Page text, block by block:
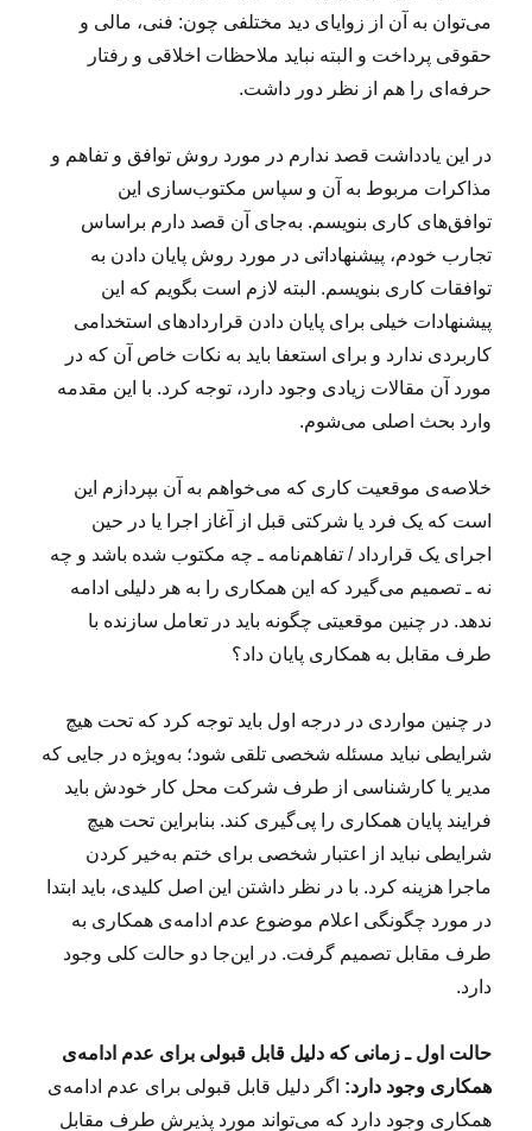
می‌توان به آن از زوایای دید مختلفی چون: فنی، مالی و
حقوقی پرداخت و البته نباید ملاحظات اخلاقی و رفتار
حرفه‌ای را هم از نظر دور داشت.
در این یادداشت قصد ندارم در مورد روش توافق و تفاهم و
مذاکرات مربوط به آن و سپاس مکتوب‌سازی این
توافق‌‌های کاری بنویسم. به‌جای آن قصد دارم براساس
تجارب خودم، پیشنهاداتی در مورد روش پایان دادن به
توافقات کاری بنویسم. البته لازم است بگویم که این
پیشنهادات خیلی برای پایان دادن قراردادهای استخدامی
کاربردی ندارد و برای استعفا باید به نکات خاص آن که در
مورد آن مقالات زیادی وجود دارد، توجه کرد. با این مقدمه
وارد بحث اصلی می‌شوم.
خلاصه‌ی موقعیت کاری که می‌خواهم به آن بپردازم این
است که یک فرد یا شرکتی قبل از آغاز اجرا یا در حین
اجرای یک قرارداد / تفاهم‌نامه ـ چه مکتوب شده باشد و چه
نه ـ تصمیم می‌گیرد که این همکاری را به هر دلیلی ادامه
ندهد. در چنین موقعیتی چگونه باید در تعامل سازنده با
طرف مقابل به همکاری پایان داد؟
در چنین مواردی در درجه اول باید توجه کرد که تحت هیچ
شرایطی نباید مسئله‌ شخصی تلقی شود؛ به‌ویژه در جایی که
مدیر یا کارشناسی از طرف شرکت محل کار خودش باید
فرایند پایان همکاری را پی‌گیری کند. بنابراین تحت هیچ
شرایطی نباید از اعتبار شخصی برای ختم به‌خیر کردن
ماجرا هزینه کرد. با در نظر داشتن این اصل کلیدی، باید ابتدا
در مورد چگونگی اعلام موضوع عدم ادامه‌ی همکاری به
طرف مقابل تصمیم گرفت. در این‌جا دو حالت کلی وجود
دارد.
حالت اول ـ زمانی که دلیل قابل قبولی برای عدم ادامه‌ی
همکاری وجود دارد: اگر دلیل قابل قبولی برای عدم ادامه‌ی
همکاری وجود دارد که می‌تواند مورد پذیرش طرف مقابل